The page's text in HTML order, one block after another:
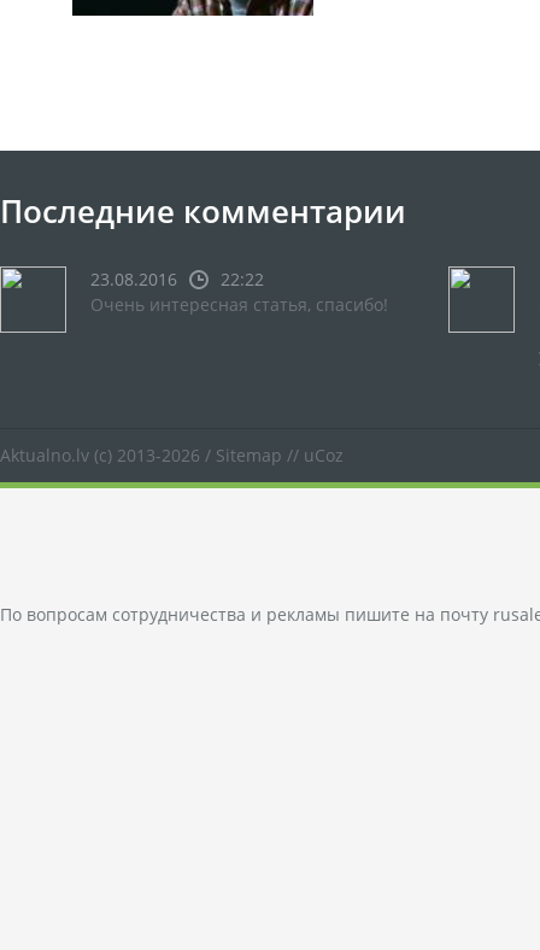
Последние комментарии
23.08.2016
22:22
Очень интересная статья, спасибо!
Aktualno.lv (c) 2013-2026 / Sitemap // uCoz
По вопросам сотрудничества и рекламы пишите на почту